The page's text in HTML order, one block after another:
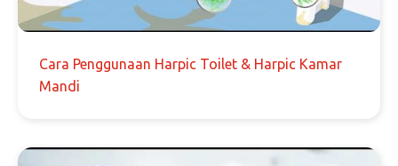
Cara Penggunaan Harpic Toilet & Harpic Kamar
Mandi